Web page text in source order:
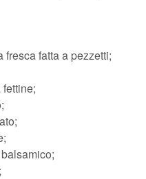
fatta a pezzetti;